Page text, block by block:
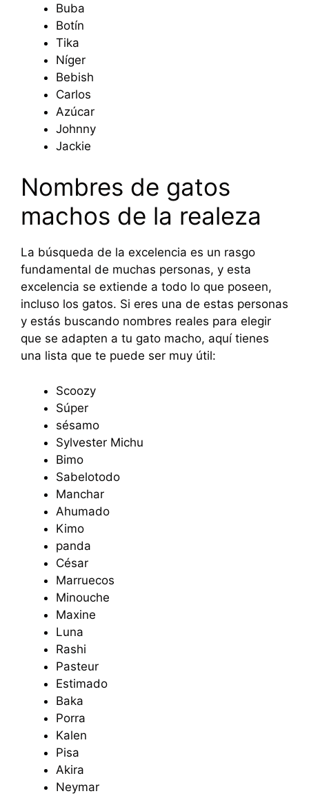
Buba
Botín
Tika
Níger
Bebish
Carlos
Azúcar
Johnny
Jackie
Nombres de gatos
machos de la realeza
La búsqueda de la excelencia es un rasgo
fundamental de muchas personas, y esta
excelencia se extiende a todo lo que poseen,
incluso los gatos. Si eres una de estas personas
y estás buscando nombres reales para elegir
que se adapten a tu gato macho, aquí tienes
una lista que te puede ser muy útil:
Scoozy
Súper
sésamo
Sylvester Michu
Bimo
Sabelotodo
Manchar
Ahumado
Kimo
panda
César
Marruecos
Minouche
Maxine
Luna
Rashi
Pasteur
Estimado
Baka
Porra
Kalen
Pisa
Akira
Neymar